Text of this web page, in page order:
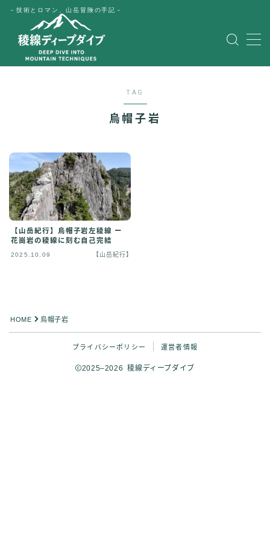
－技術とロマン、山岳冒険の手記－
MENU
Japanese
TAG
烏帽子岩
【山岳紀行】烏帽子岩左稜線 ー
花崗岩の稜線に刻む自己完結
2025.10.09 【山岳紀行】
HOME 烏帽子岩
プライバシーポリシー 運営者情報
2025–2026 稜線ディープダイブ